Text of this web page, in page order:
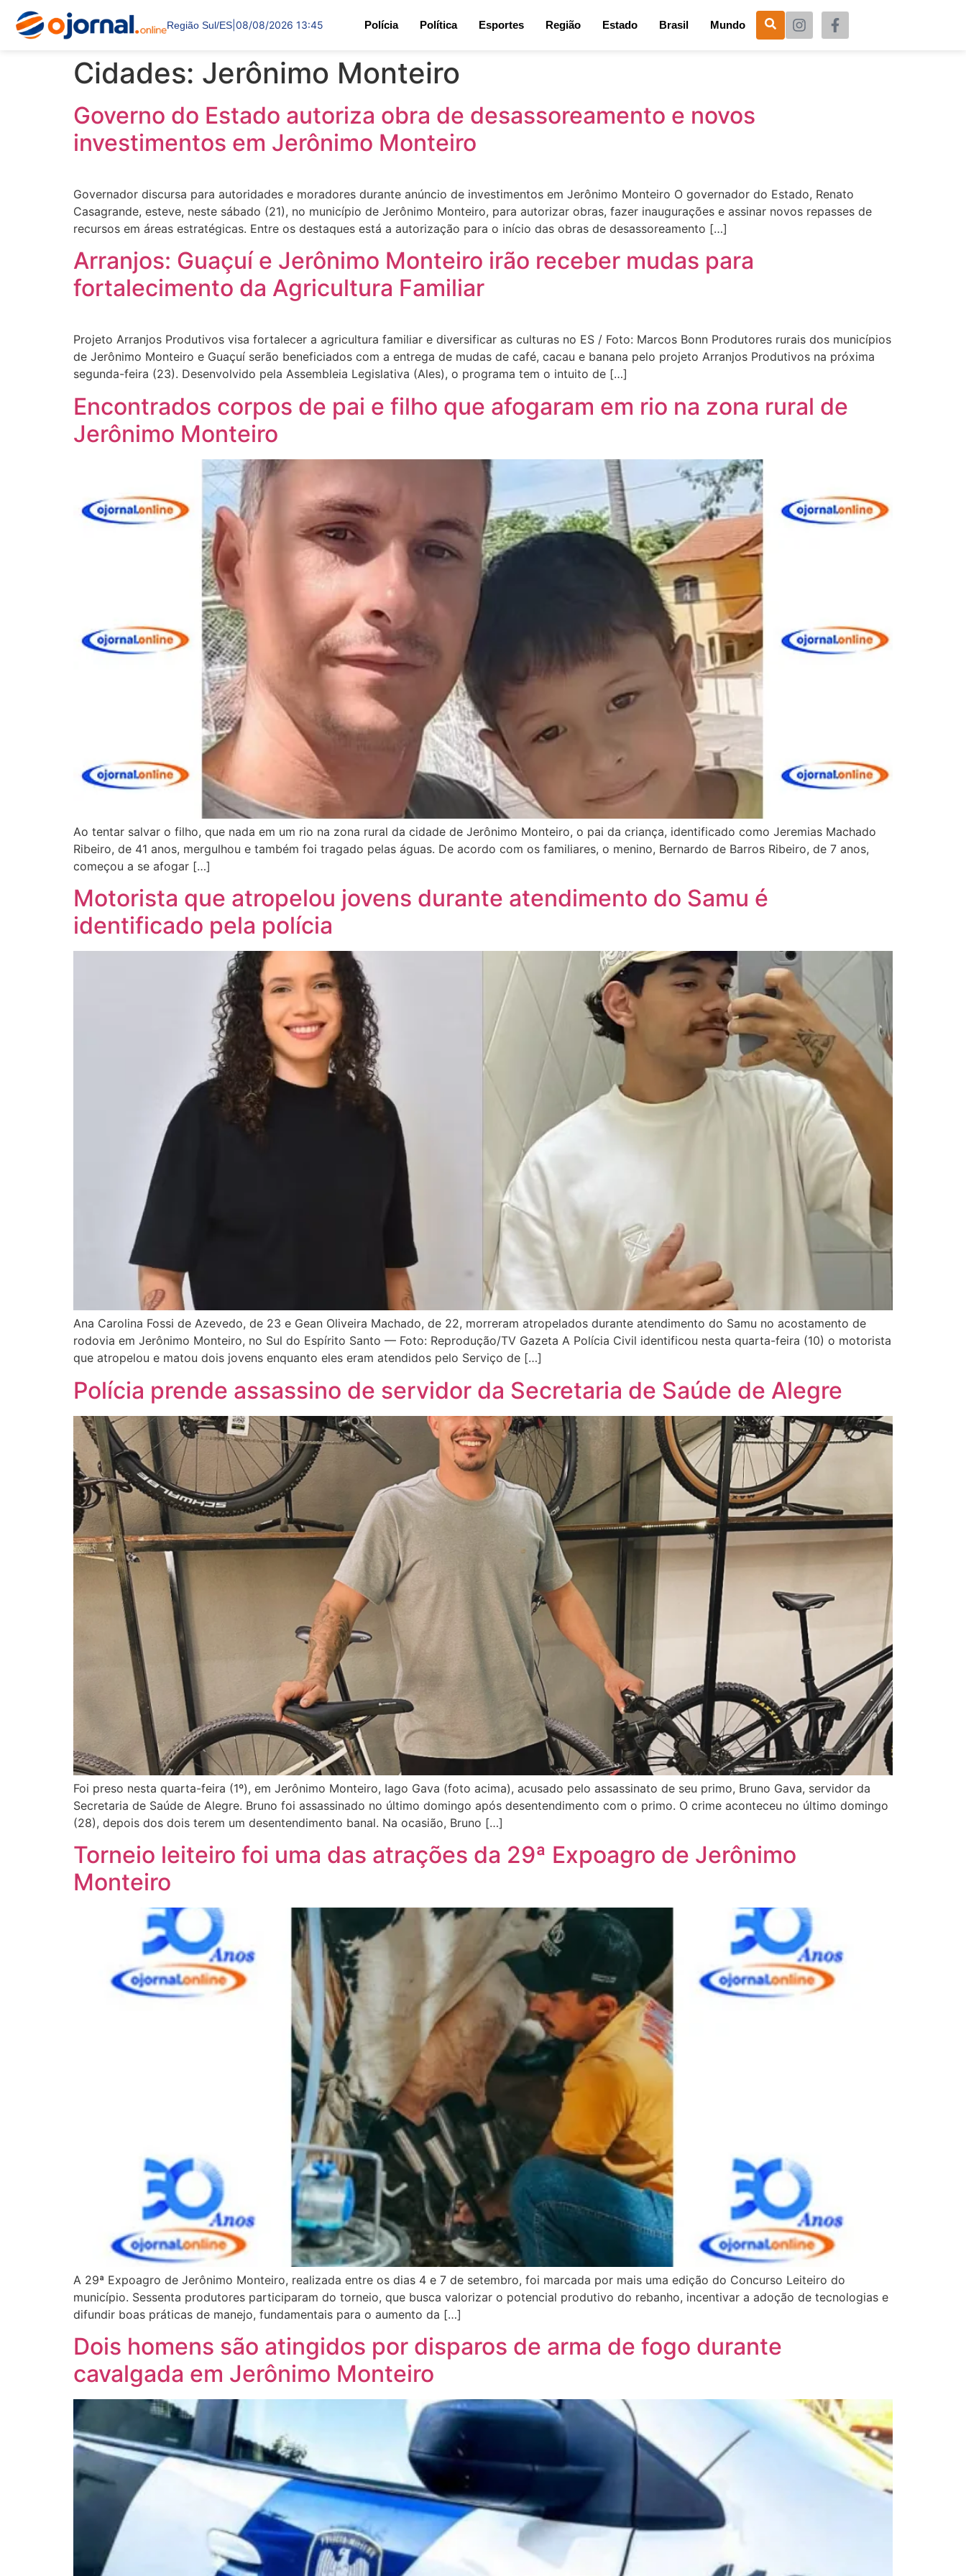
Região Sul/ES 08/08/2026 13:45 Polícia Política Esportes Região Estado Brasil Mundo
Cidades: Jerônimo Monteiro
Governo do Estado autoriza obra de desassoreamento e novos
investimentos em Jerônimo Monteiro
Governador discursa para autoridades e moradores durante anúncio de investimentos em Jerônimo Monteiro O governador do Estado, Renato
Casagrande, esteve, neste sábado (21), no município de Jerônimo Monteiro, para autorizar obras, fazer inaugurações e assinar novos repasses de
recursos em áreas estratégicas. Entre os destaques está a autorização para o início das obras de desassoreamento […]
Arranjos: Guaçuí e Jerônimo Monteiro irão receber mudas para
fortalecimento da Agricultura Familiar
Projeto Arranjos Produtivos visa fortalecer a agricultura familiar e diversificar as culturas no ES / Foto: Marcos Bonn Produtores rurais dos municípios
de Jerônimo Monteiro e Guaçuí serão beneficiados com a entrega de mudas de café, cacau e banana pelo projeto Arranjos Produtivos na próxima
segunda-feira (23). Desenvolvido pela Assembleia Legislativa (Ales), o programa tem o intuito de […]
Encontrados corpos de pai e filho que afogaram em rio na zona rural de
Jerônimo Monteiro
Ao tentar salvar o filho, que nada em um rio na zona rural da cidade de Jerônimo Monteiro, o pai da criança, identificado como Jeremias Machado
Ribeiro, de 41 anos, mergulhou e também foi tragado pelas águas. De acordo com os familiares, o menino, Bernardo de Barros Ribeiro, de 7 anos,
começou a se afogar […]
Motorista que atropelou jovens durante atendimento do Samu é
identificado pela polícia
Ana Carolina Fossi de Azevedo, de 23 e Gean Oliveira Machado, de 22, morreram atropelados durante atendimento do Samu no acostamento de
rodovia em Jerônimo Monteiro, no Sul do Espírito Santo — Foto: Reprodução/TV Gazeta A Polícia Civil identificou nesta quarta-feira (10) o motorista
que atropelou e matou dois jovens enquanto eles eram atendidos pelo Serviço de […]
Polícia prende assassino de servidor da Secretaria de Saúde de Alegre
Foi preso nesta quarta-feira (1º), em Jerônimo Monteiro, Iago Gava (foto acima), acusado pelo assassinato de seu primo, Bruno Gava, servidor da
Secretaria de Saúde de Alegre. Bruno foi assassinado no último domingo após desentendimento com o primo. O crime aconteceu no último domingo
(28), depois dos dois terem um desentendimento banal. Na ocasião, Bruno […]
Torneio leiteiro foi uma das atrações da 29ª Expoagro de Jerônimo
Monteiro
A 29ª Expoagro de Jerônimo Monteiro, realizada entre os dias 4 e 7 de setembro, foi marcada por mais uma edição do Concurso Leiteiro do
município. Sessenta produtores participaram do torneio, que busca valorizar o potencial produtivo do rebanho, incentivar a adoção de tecnologias e
difundir boas práticas de manejo, fundamentais para o aumento da […]
Dois homens são atingidos por disparos de arma de fogo durante
cavalgada em Jerônimo Monteiro